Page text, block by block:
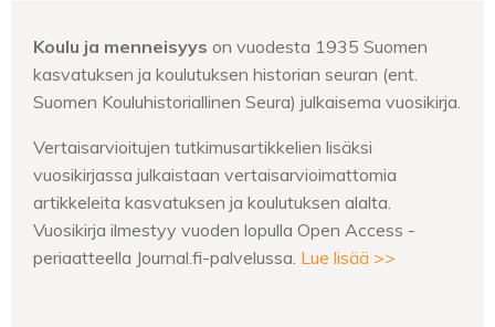
Koulu ja menneisyys on vuodesta 1935 Suomen
kasvatuksen ja koulutuksen historian seuran (ent.
Suomen Kouluhistoriallinen Seura) julkaisema vuosikirja.
Vertaisarvioitujen tutkimusartikkelien lisäksi
vuosikirjassa julkaistaan vertaisarvioimattomia
artikkeleita kasvatuksen ja koulutuksen alalta.
Vuosikirja ilmestyy vuoden lopulla Open Access -
periaatteella Journal.fi-palvelussa. Lue lisää >>